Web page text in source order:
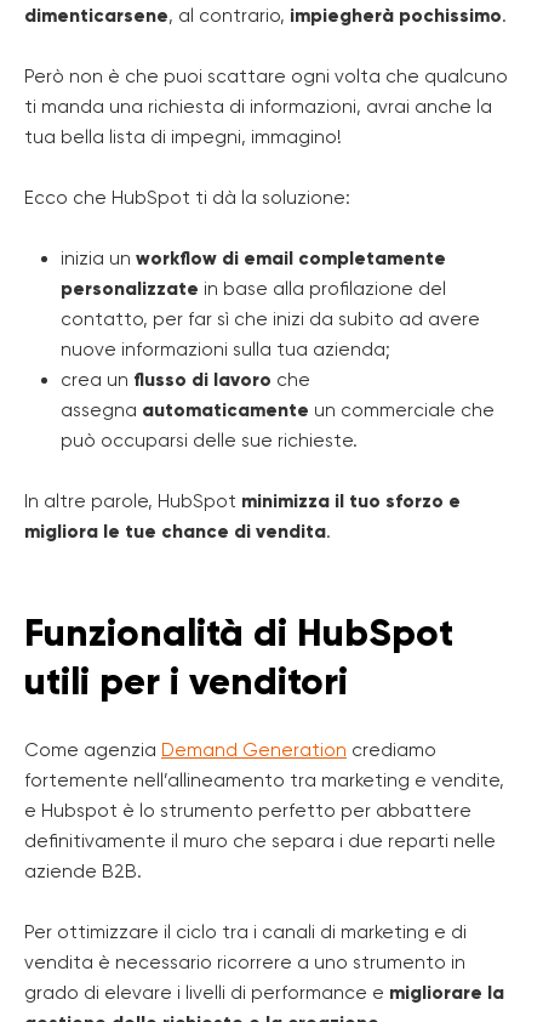
dimenticarsene, al contrario, impiegherà pochissimo.
Però non è che puoi scattare ogni volta che qualcuno
ti manda una richiesta di informazioni, avrai anche la
tua bella lista di impegni, immagino!
Ecco che HubSpot ti dà la soluzione:
inizia un workflow di email completamente
personalizzate in base alla profilazione del
contatto, per far sì che inizi da subito ad avere
nuove informazioni sulla tua azienda;
crea un flusso di lavoro che
assegna automaticamente un commerciale che
può occuparsi delle sue richieste.
In altre parole, HubSpot minimizza il tuo sforzo e
migliora le tue chance di vendita.
Funzionalità di HubSpot
utili per i venditori
Come agenzia Demand Generation crediamo
fortemente nell’allineamento tra marketing e vendite,
e Hubspot è lo strumento perfetto per abbattere
definitivamente il muro che separa i due reparti nelle
aziende B2B.
Per ottimizzare il ciclo tra i canali di marketing e di
vendita è necessario ricorrere a uno strumento in
grado di elevare i livelli di performance e migliorare la